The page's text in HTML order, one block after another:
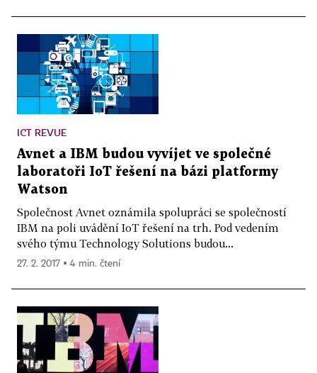
ICT REVUE
Avnet a IBM budou vyvíjet ve společné
laboratoři IoT řešení na bázi platformy
Watson
Společnost Avnet oznámila spolupráci se společností
IBM na poli uvádění IoT řešení na trh. Pod vedením
svého týmu Technology Solutions budou...
27. 2. 2017 ▪ 4 min. čtení